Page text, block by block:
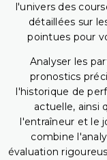
l'univers des
détaillées sur
pointues pour
Analyser les
pronostics
l'historique de
actuelle, ainsi
l'entraîneur et le
combine
évaluation